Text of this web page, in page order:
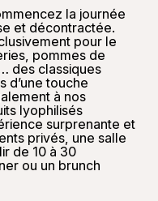
la journée
et décontractée.
pour le
pommes de
des classiques
d’une touche
à nos
lyophilisés
surprenante et
privés, une salle
de 10 à 30
ou un brunch